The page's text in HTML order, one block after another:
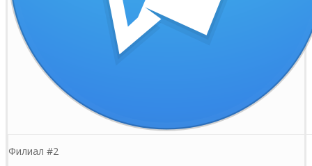
Филиал #2